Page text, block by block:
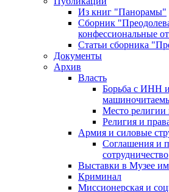
Из книг "Панорамы"
Сборник
конфессиональные
Статьи сборника
Документы
Архив
Власть
Борьба с ИНН
Место религии
Религия и
Армия и силовые
Соглашения и
сотрудничество
Выставки в Музее
Криминал
Миссионерская и